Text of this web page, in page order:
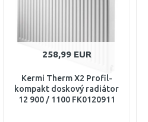
258,99 EUR
Kermi Therm X2 Profil-
kompakt doskový radiátor
12 900 / 1100 FK0120911